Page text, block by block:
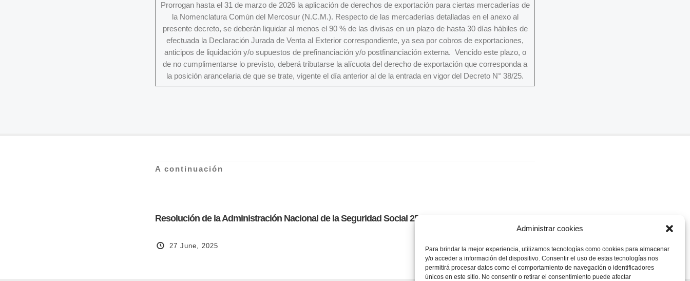
Administrar cookies
Para brindar la mejor experiencia, utilizamos tecnologías como cookies para almacenar
y/o acceder a información del dispositivo. Consentir el uso de estas tecnologías nos
permitirá procesar datos como el comportamiento de navegación o identificadores
únicos en este sitio. No consentir o retirar el consentimiento puede afectar
Prorrogan hasta el 31 de marzo de 2026 la aplicación de derechos de exportación para ciertas mercaderías de
la Nomenclatura Común del Mercosur (N.C.M.). Respecto de las mercaderías detalladas en el anexo al
presente decreto, se deberán liquidar al menos el 90 % de las divisas en un plazo de hasta 30 días hábiles de
efectuada la Declaración Jurada de Venta al Exterior correspondiente, ya sea por cobros de exportaciones,
anticipos de liquidación y/o supuestos de prefinanciación y/o postfinanciación externa. Vencido este plazo, o
de no cumplimentarse lo previsto, deberá tributarse la alícuota del derecho de exportación que corresponda a
la posición arancelaria de que se trate, vigente el día anterior al de la entrada en vigor del Decreto N° 38/25.
A continuación
Resolución de la Administración Nacional de la Seguridad Social 251/2025
27 June, 2025